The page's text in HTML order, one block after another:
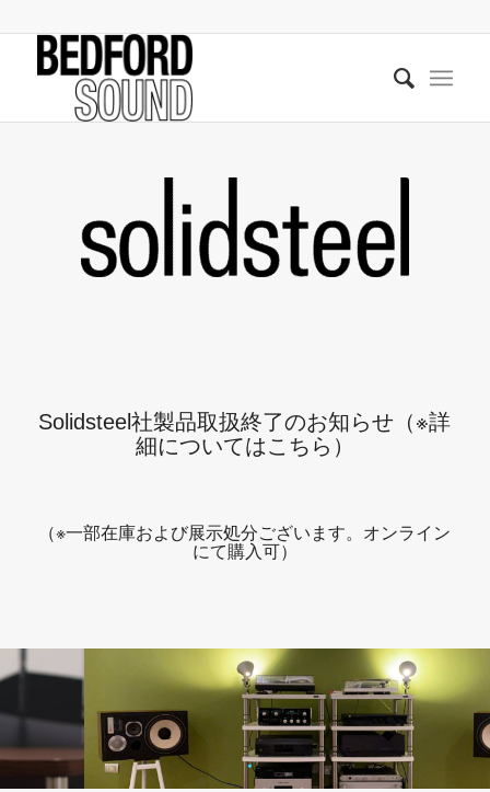
Solidsteel社製品取扱終了のお知らせ（※詳
細についてはこちら）
（※一部在庫および展示処分ございます。オンライン
にて購入可）